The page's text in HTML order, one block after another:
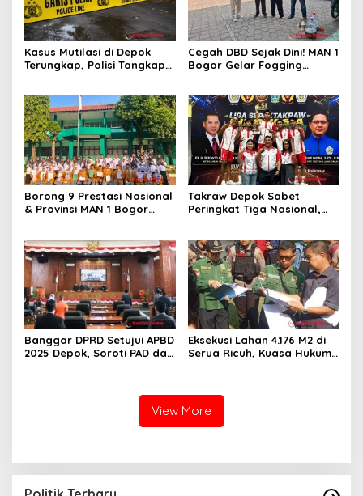
Kasus Mutilasi di Depok
Terungkap, Polisi Tangkap
Cegah DBD Sejak Dini! MAN 1
Bogor Gelar Fogging
Borong 9 Prestasi Nasional
& Provinsi MAN 1 Bogor
Takraw Depok Sabet
Peringkat Tiga Nasional,
Banggar DPRD Setujui APBD
2025 Depok, Soroti PAD dan
Eksekusi Lahan 4.176 M2 di
Serua Ricuh, Kuasa Hukum
View More